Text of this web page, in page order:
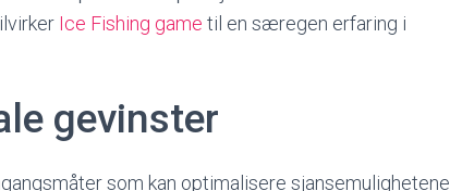
Ice Fishing game til en særegen erfaring i
gevinster
som kan optimalisere sjansemulighetene.